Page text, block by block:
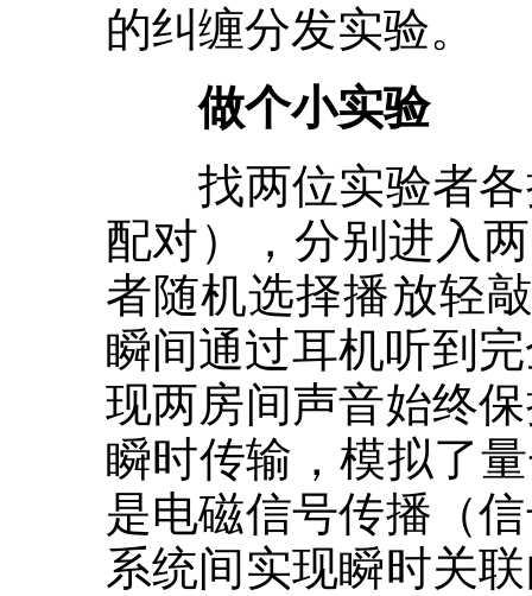
的纠缠分发实验。
做个小实验
找两位实验者各
配对），分别进入
者随机选择播放轻
瞬间通过耳机听到
现两房间声音始终
瞬时传输，模拟了
是电磁信号传播（
系统间实现瞬时关